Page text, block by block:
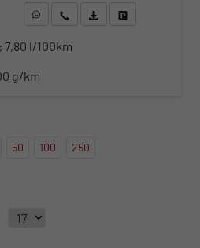
WhatsApp anfragen
Wir rufen Sie anFahrzeugexposé (PDF)
7,80 l/100km
g/km
50 100 250